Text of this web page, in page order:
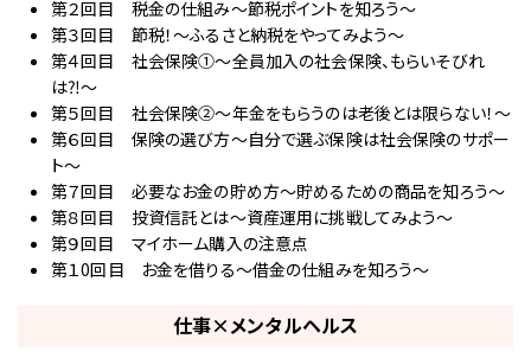
第２回目 税金の仕組み～節税ポイントを知ろう～
第３回目 節税！～ふるさと納税をやってみよう～
第４回目 社会保険①～全員加入の社会保険、もらいそびれ
は⁈～
第５回目 社会保険②～年金をもらうのは老後とは限らない！～
第６回目 保険の選び方～自分で選ぶ保険は社会保険のサポー
ト～
第７回目 必要なお金の貯め方～貯めるための商品を知ろう～
第８回目 投資信託とは～資産運用に挑戦してみよう～
第９回目 マイホーム購入の注意点
第１0回目 お金を借りる～借金の仕組みを知ろう～
仕事×メンタルヘルス